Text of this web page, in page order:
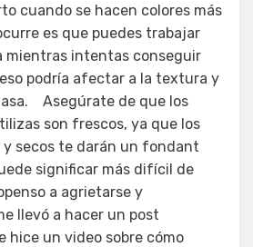
cuando se hacen colores más
es que puedes trabajar
mientras intentas conseguir
podría afectar a la textura y
Asegúrate de que los
son frescos, ya que los
y secos te darán un fondant
significar más difícil de
a agrietarse y
llevó a hacer un post
hice un video sobre cómo